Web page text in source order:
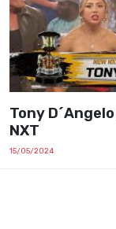
Tony
NXT
15/05/2024